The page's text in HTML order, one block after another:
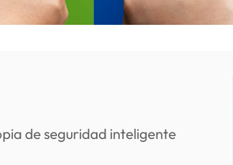
de seguridad inteligente